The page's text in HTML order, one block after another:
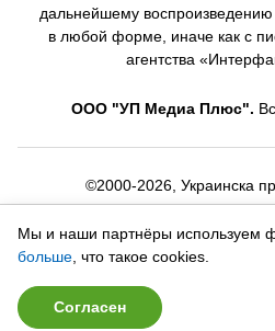
дальнейшему
в любой форме, иначе как с
агентства
ООО "УП Медиа Плюс".
©2000-2026, Украинска
Мы и наши партнёры используем
больше , что такое cookies.
Согласен